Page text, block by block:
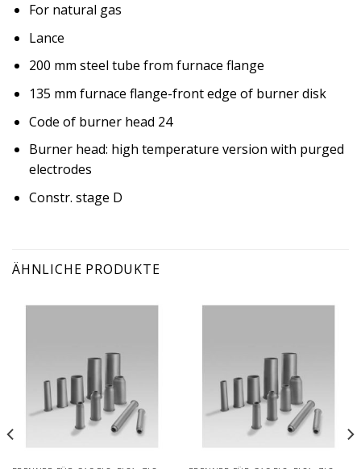
For natural gas
Lance
200 mm steel tube from furnace flange
135 mm furnace flange-front edge of burner disk
Code of burner head 24
Burner head: high temperature version with purged
electrodes
Constr. stage D
ÄHNLICHE PRODUKTE